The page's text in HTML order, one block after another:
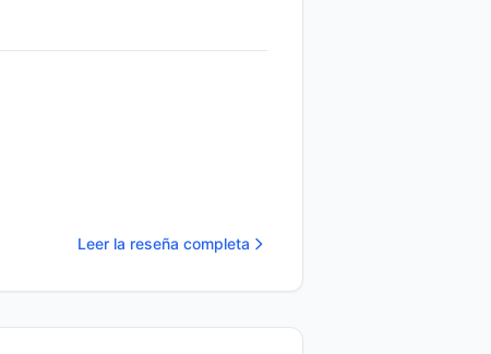
Leer la reseña completa